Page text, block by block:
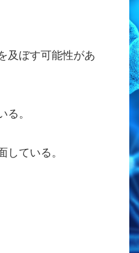
及ぼす可能性があ
。
ている。